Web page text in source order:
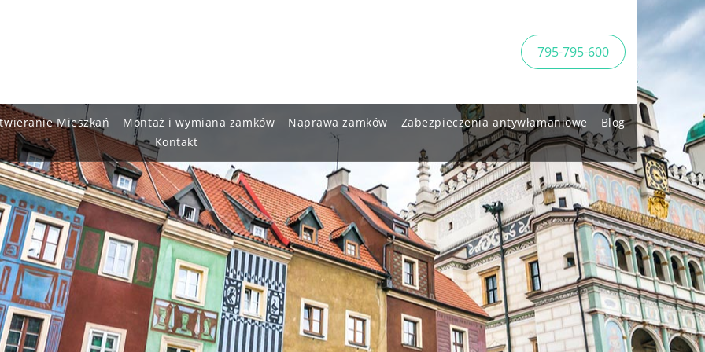
795-795-600
Mieszkań Montaż i wymiana zamków Naprawa zamków Zabezpieczenia antywłamaniowe
Blog
Kontakt